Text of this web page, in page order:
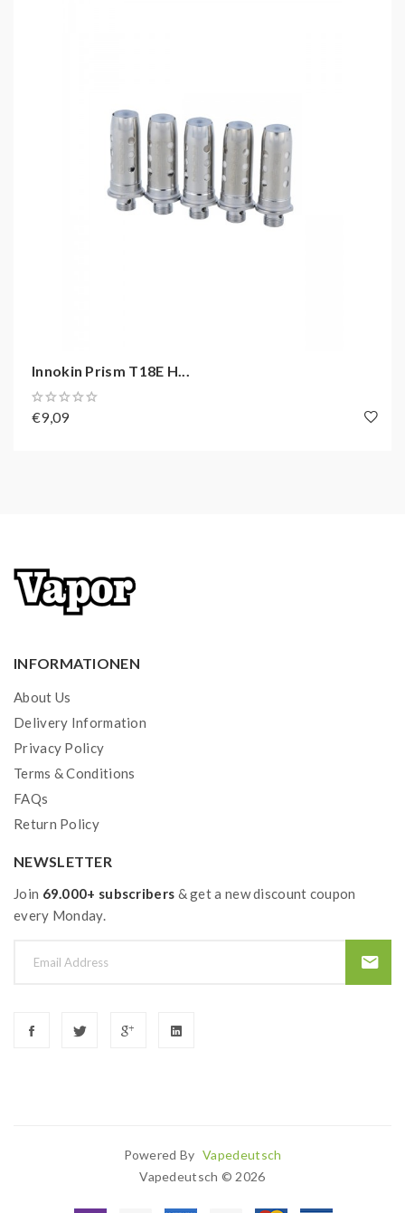
Innokin Prism T18E H...
€9,09
INFORMATIONEN
About Us
Delivery Information
Privacy Policy
Terms & Conditions
FAQs
Return Policy
NEWSLETTER
Join 69.000+ subscribers & get a new discount coupon
every Monday.
Powered By
Online Casino Uk78win Online Casino
Vapedeutsch
Vapedeutsch © 2026